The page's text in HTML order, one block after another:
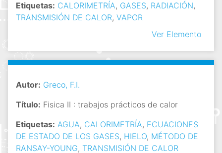
Etiquetas: CALORIMETRÍA, GASES, RADIACIÓN,
TRANSMISIÓN DE CALOR, VAPOR
Ver Elemento
Autor: Greco, F.I.
Título: Fisica II : trabajos prácticos de calor
Etiquetas: AGUA, CALORIMETRÍA, ECUACIONES
DE ESTADO DE LOS GASES, HIELO, MÉTODO DE
RANSAY-YOUNG, TRANSMISIÓN DE CALOR